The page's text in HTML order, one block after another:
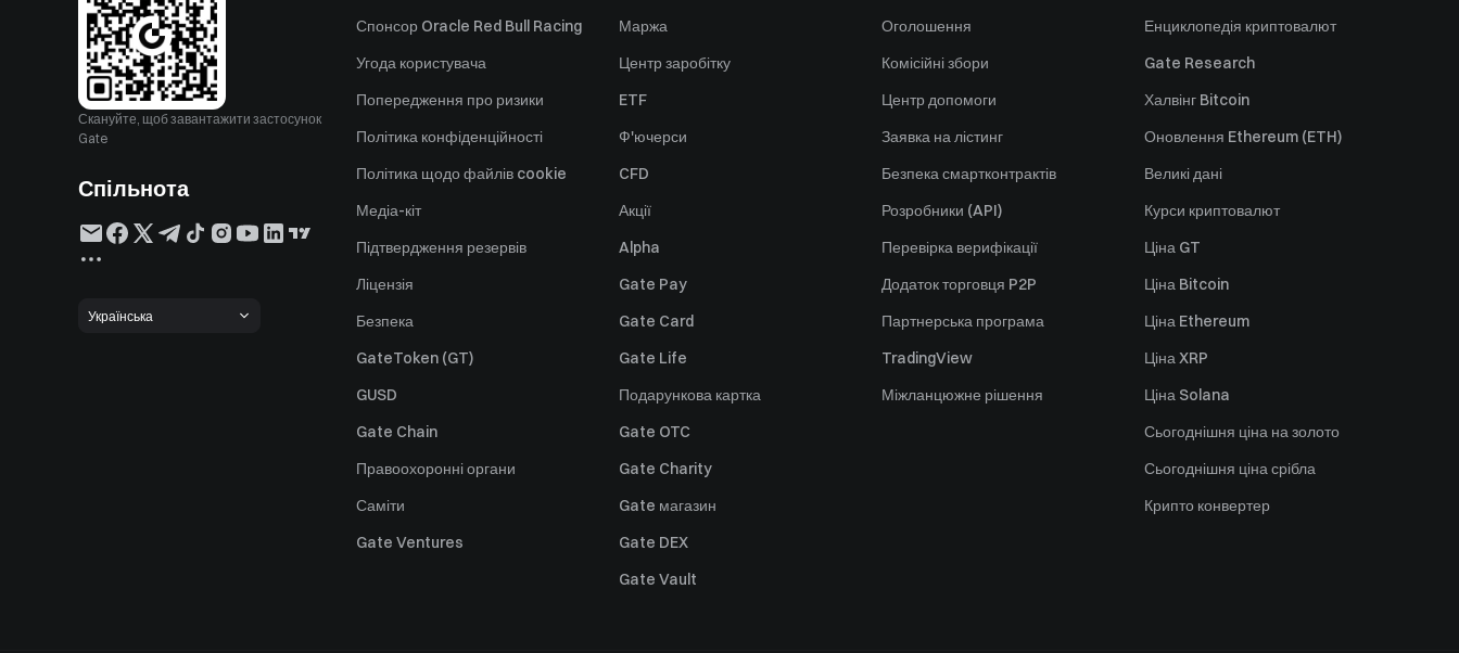
Скануйте, щоб завантажити застосунок
Gate
Спільнота
Українська
Спонсор Oracle Red Bull Racing
Угода користувача
Попередження про ризики
Політика конфіденційності
Політика щодо файлів cookie
Медіа-кіт
Підтвердження резервів
Ліцензія
Безпека
GateToken (GT)
GUSD
Gate Chain
Правоохоронні органи
Саміти
Gate Ventures
Маржа
Центр заробітку
ETF
Ф'ючерси
CFD
Акції
Alpha
Gate Pay
Gate Card
Gate Life
Подарункова картка
Gate OTC
Gate Charity
Gate магазин
Gate DEX
Gate Vault
Оголошення
Комісійні збори
Центр допомоги
Заявка на лістинг
Безпека смартконтрактів
Розробники (API)
Перевірка верифікації
Додаток торговця P2P
Партнерська програма
TradingView
Міжланцюжне рішення
Енциклопедія криптовалют
Gate Research
Халвінг Bitcoin
Оновлення Ethereum (ETH)
Великі дані
Курси криптовалют
Ціна GT
Ціна Bitcoin
Ціна Ethereum
Ціна XRP
Ціна Solana
Сьогоднішня ціна на золото
Сьогоднішня ціна срібла
Крипто конвертер